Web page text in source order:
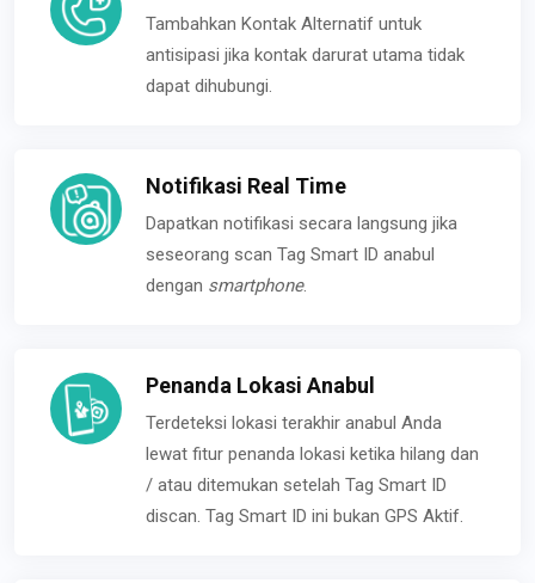
Tambahkan Kontak Alternatif untuk
antisipasi jika kontak darurat utama tidak
dapat dihubungi.
Notifikasi Real Time
Dapatkan notifikasi secara langsung jika
seseorang scan Tag Smart ID anabul
dengan smartphone.
Penanda Lokasi Anabul
Terdeteksi lokasi terakhir anabul Anda
lewat fitur penanda lokasi ketika hilang dan
/ atau ditemukan setelah Tag Smart ID
discan. Tag Smart ID ini bukan GPS Aktif.